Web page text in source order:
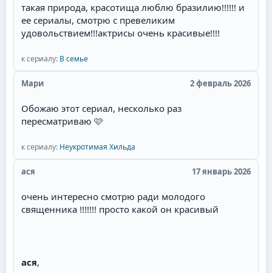
такая природа, красотища люблю бразилию!!!!!! и
ее сериалы, смотрю с превеликим
удовольствием!!!актрисы очень красивые!!!!
к сериалу: В семье
Мари 2 февраль 2026
Обожаю этот сериал, несколько раз
пересматриваю 🩷
к сериалу: Неукротимая Хильда
ася 17 январь 2026
очень интересно смотрю ради молодого
священника !!!!!!! просто какой он красивый
ася,